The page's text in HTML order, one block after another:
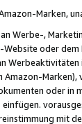
Marken,
Werbe-,
oder
Amazon-
oder in
mit